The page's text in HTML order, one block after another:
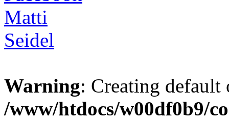
Warning: Creating
/www/htdocs/w00df0b9/